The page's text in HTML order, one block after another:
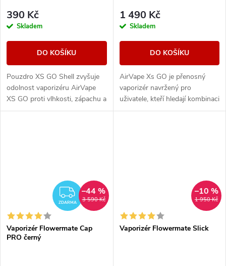
390 Kč
Skladem
DO KOŠÍKU
Pouzdro XS GO Shell zvyšuje
odolnost vaporizéru AirVape
XS GO proti vlhkosti, zápachu a
nečistotám, což z něj dělá
1 490 Kč
Skladem
DO KOŠÍKU
AirVape Xs GO je přenosný
vaporizér navržený pro
uživatele, kteří hledají kombinaci
jednoduchosti, výkonu a
ZDARMA
ZDARMA 3 590 Kč
–44 %
Vaporizér Flowermate Cap
PRO černý
1 950 Kč
–10 %
Vaporizér Flowermate Slick